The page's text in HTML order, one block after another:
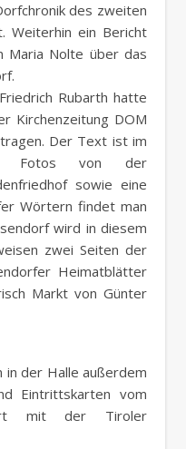
des zweiten
Weiterhin ein Bericht
Maria Nolte über das
Rubarth hatte
Kirchenzeitung DOM
Der Text ist im
Fotos von der
sowie eine
Wörtern findet man
wird in diesem
zwei Seiten der
Heimatblätter
Markt von Günter
in der Halle außerdem
Eintrittskarten vom
mit der Tiroler